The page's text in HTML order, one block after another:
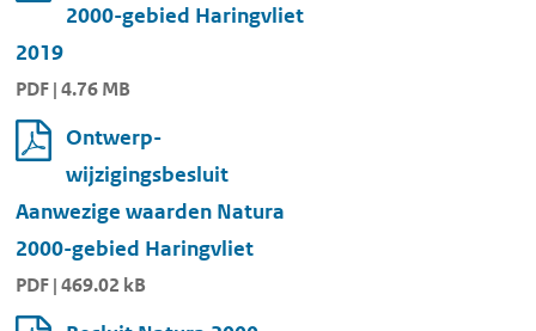
2000-gebied Haringvliet
2019
PDF | 4.76 MB
Ontwerp-
wijzigingsbesluit
Aanwezige waarden Natura
2000-gebied Haringvliet
PDF | 469.02 kB